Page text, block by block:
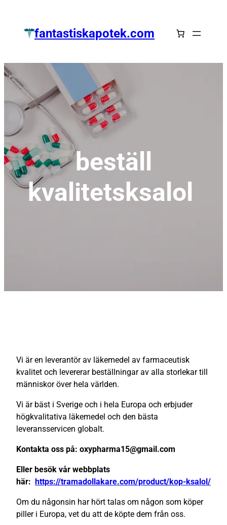
springenfantastiskapotek.com
beställ
kvalitetsksalol
Vi är en leverantör av läkemedel av farmaceutisk
kvalitet och levererar beställningar av alla storlekar till
människor över hela världen.
Vi är bäst i Sverige och i hela Europa och erbjuder
högkvalitativa läkemedel och den bästa
leveransservicen globalt.
Kontakta oss på: oxypharma15@gmail.com
Eller besök vår webbplats
här:
https://tramadollakare.com/product/kop-ksalol/
Om du någonsin har hört talas om någon som köper
piller i Europa, vet du att de köpte dem från oss.